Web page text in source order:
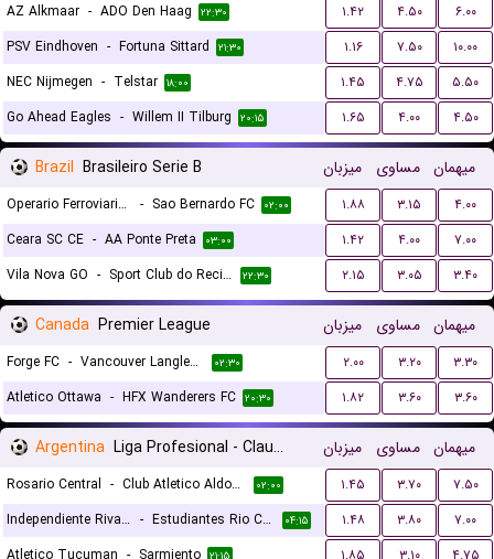
AZ Alkmaar - ADO Den Haag ۲۲:۳۰ ۱.۴۲ ۴.۵۰
۶.۰۰
PSV Eindhoven - Fortuna Sittard ۲۱:۳۰ ۱.۱۶ ۷.۵۰
۱۰.۰۰
NEC Nijmegen - Telstar ۱۸:۰۰ ۱.۴۵ ۴.۷۵
۵.۵۰
Go Ahead Eagles - Willem II Tilburg ۲۰:۱۵ ۱.۶۵ ۴.۰۰ ۴.۵۰
Brazil Brasileiro Serie B میزبان مساوی میهمان
Operario Ferroviario EC PR - Sao Bernardo FC ۰۲:۰۰ ۱.۸۸ ۳.۱۵
۴.۰۰
Ceara SC CE - AA Ponte Preta ۰۳:۰۰ ۱.۴۲ ۴.۰۰
۷.۰۰
Vila Nova GO - Sport Club do Recife ۲۲:۳۰ ۲.۱۵ ۳.۰۵ ۳.۴۰
Canada Premier League میزبان مساوی میهمان
Forge FC - Vancouver Langley FC ۰۲:۳۰ ۲.۰۰ ۳.۲۰
۳.۳۰
Atletico Ottawa - HFX Wanderers FC ۲۰:۳۰ ۱.۸۲ ۳.۶۰ ۳.۶۰
Argentina Liga Profesional - Clausura میزبان مساوی میهمان
Rosario Central - Club Atletico Aldosivi ۰۲:۰۰ ۱.۴۵ ۳.۷۰
۷.۵۰
Independiente Rivadavia - Estudiantes Rio Cuarto ۰۴:۱۵ ۱.۴۸ ۳.۸۰
۷.۰۰